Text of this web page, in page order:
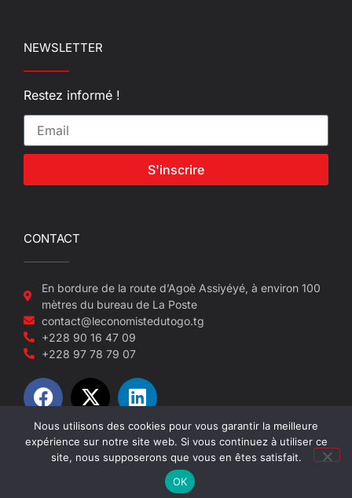
NEWSLETTER
Restez informé !
S'inscrire
CONTACT
En bordure de la route d’Agoè Assiyéyé, à environ 100
mètres du bureau de La Poste
contact@leconomistedutogo.tg
+228 90 16 47 09
+228 97 78 79 07
© 2022-2026 L'économiste du Togo
Site réalisé par NEUF SEPT
Nous utilisons des cookies pour vous garantir la meilleure
expérience sur notre site web. Si vous continuez à utiliser ce
site, nous supposerons que vous en êtes satisfait.
OK